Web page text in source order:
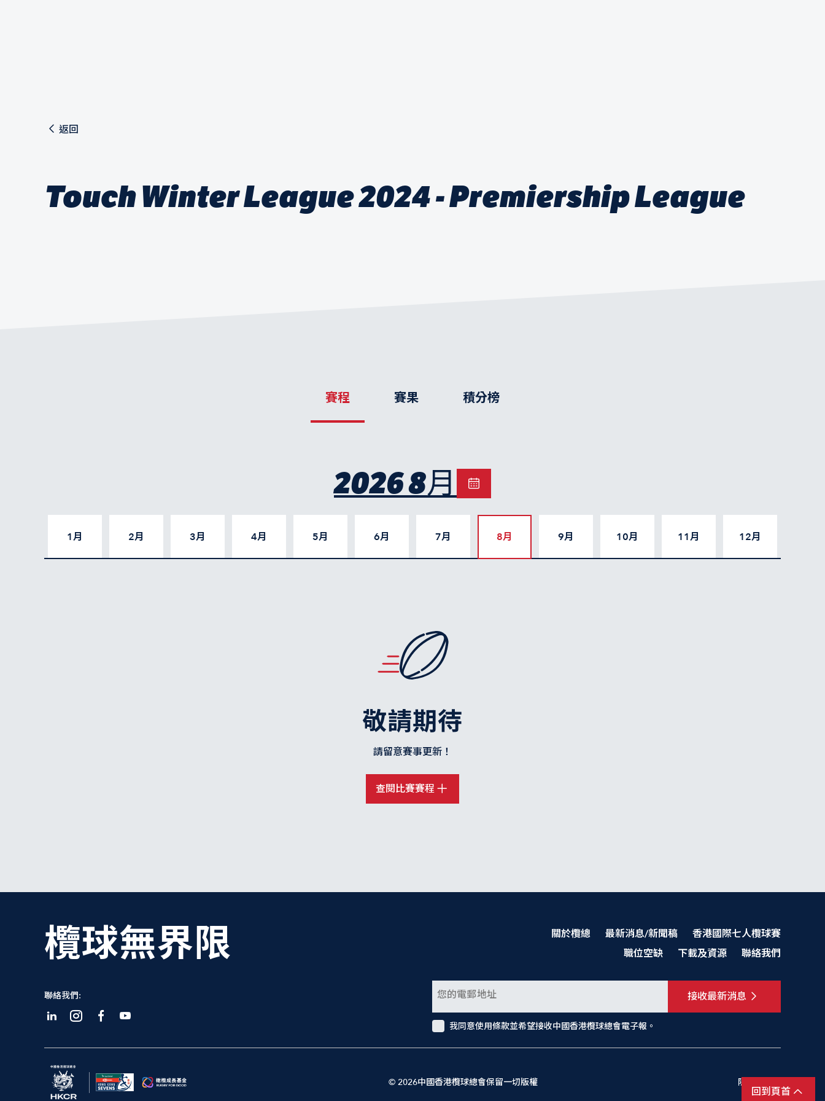
返回
Touch Winter League 2024 - Premiership League
賽程 賽果 積分榜
2026 8月
1月 2月 3月 4月 5月 6月 7月 8月 9月 10月 11月 12月
敬請期待
請留意賽事更新！
查閱比賽賽程
回到頁首
欖球無界限 關於欖總 最新消息/新聞稿
香港國際七人欖球賽
職位空缺
下載及資源 聯絡我們
聯絡我們: 接收最新消息
我同意使用條款並希望接收中國香港欖球總會電子報。
© 2026中國香港欖球總會保留一切版權 隱私權政策